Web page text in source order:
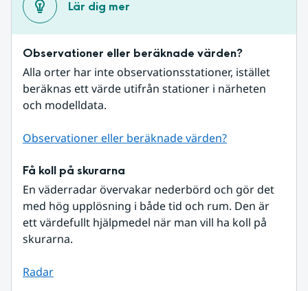
Lär dig mer
Observationer eller beräknade värden?
Alla orter har inte observationsstationer, istället
beräknas ett värde utifrån stationer i närheten
och modelldata.
Observationer eller beräknade värden?
Få koll på skurarna
En väderradar övervakar nederbörd och gör det
med hög upplösning i både tid och rum. Den är
ett värdefullt hjälpmedel när man vill ha koll på
skurarna.
Radar